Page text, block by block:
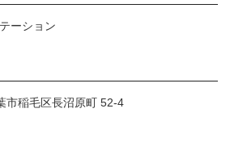
ーション
市稲毛区長沼原町 52-4